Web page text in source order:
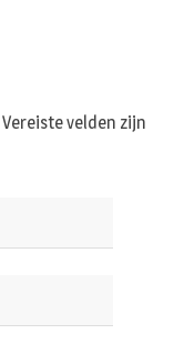
Vereiste velden zijn